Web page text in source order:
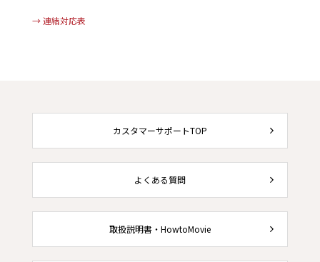
→ 連結対応表
カスタマーサポートTOP
よくある質問
取扱説明書・HowtoMovie